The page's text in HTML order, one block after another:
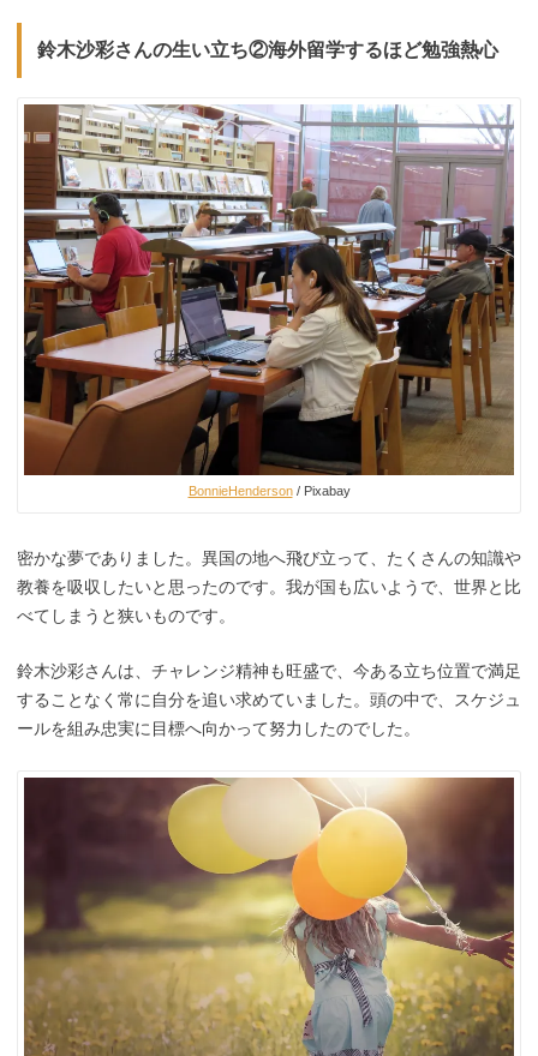
鈴木沙彩さんの生い立ち②海外留学するほど勉強熱心
BonnieHenderson/ Pixabay
密かな夢でありました。異国の地へ飛び立って、たくさんの知識や
教養を吸収したいと思ったのです。我が国も広いようで、世界と比
べてしまうと狭いものです。
鈴木沙彩さんは、チャレンジ精神も旺盛で、今ある立ち位置で満足
することなく常に自分を追い求めていました。頭の中で、スケジュ
ールを組み忠実に目標へ向かって努力したのでした。